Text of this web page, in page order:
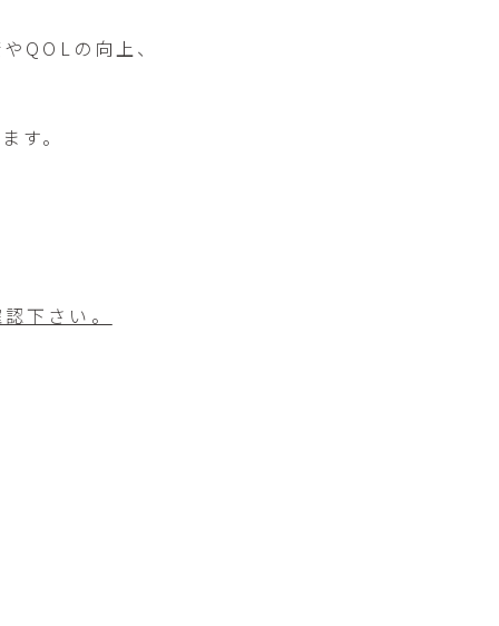
QOLの向上、
す。
下さい。